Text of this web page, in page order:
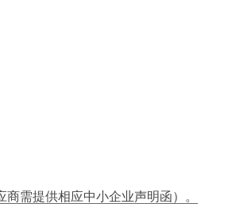
需提供相应中小企业声明函）。